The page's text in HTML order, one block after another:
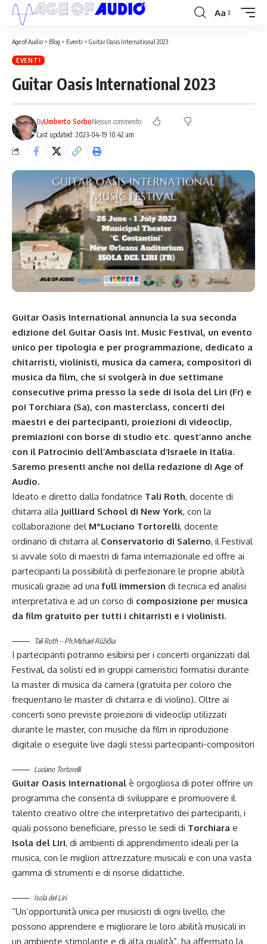
Aa
Age of Audio > Blog > Eventi > Guitar Oasis International 2023
EVENTI
Guitar Oasis International 2023
Last updated: 2023-04-19 10:42 am
ByUmberto SorboNessun commento
Guitar Oasis International annuncia la sua seconda
edizione del Guitar Oasis Int. Music Festival, un evento
unico per tipologia e per programmazione, dedicato a
chitarristi, violinisti, musica da camera, compositori di
musica da film, che si svolgerà in due settimane
consecutive prima presso la sede di Isola del Liri (Fr) e
poi Torchiara (Sa), con masterclass, concerti dei
maestri e dei partecipanti, proiezioni di videoclip,
premiazioni con borse di studio etc. quest’anno anche
con il Patrocinio dell’Ambasciata d’Israele in Italia.
Saremo presenti anche noi della redazione di Age of
Audio.
Ideato e diretto dalla fondatrice Tali Roth, docente di
chitarra alla Juilliard School di New York, con la
collaborazione del M°Luciano Tortorelli, docente
ordinario di chitarra al Conservatorio di Salerno, il Festival
si avvale solo di maestri di fama internazionale ed offre ai
partecipanti la possibilità di perfezionare le proprie abilità
musicali grazie ad unafull immersion di tecnica ed analisi
interpretativa e ad un corso di composizione per musica
da film gratuito per tutti i chitarristi e i violinisti.
Tali Roth – Ph.Michael Růžička
I partecipanti potranno esibirsi per i concerti organizzati dal
Festival, da solisti ed in gruppi cameristici formatisi durante
la master di musica da camera (gratuita per coloro che
frequentano le master di chitarra e di violino). Oltre ai
concerti sono previste proiezioni di videoclip utilizzati
durante le master, con musiche da film in riproduzione
digitale o eseguite live dagli stessi partecipanti-compositori
Luciano Tortorelli
Guitar Oasis International è orgogliosa di poter offrire un
programma che consenta di sviluppare e promuovere il
talento creativo oltre che interpretativo dei partecipanti, i
quali possono beneficiare, presso le sedi di Torchiara e
Isola del Liri, di ambienti di apprendimento ideali per la
musica, con le migliori attrezzature musicali e con una vasta
gamma di strumenti e di risorse didattiche.
Isola del Liri
“Un’opportunità unica per musicisti di ogni livello, che
possono apprendere e migliorare le loro abilità musicali in
un ambiente stimolante e di alta qualità”, ha affermato la